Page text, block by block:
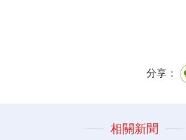
分享：
相關新聞